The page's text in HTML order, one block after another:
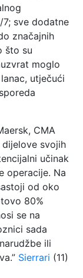
7; sve dodatne
značajnih
što su
moglo
utječući
CMA
svojih
učinak
operacije. Na
od oko
80%
se na
sada
ili
Sierrari (11)